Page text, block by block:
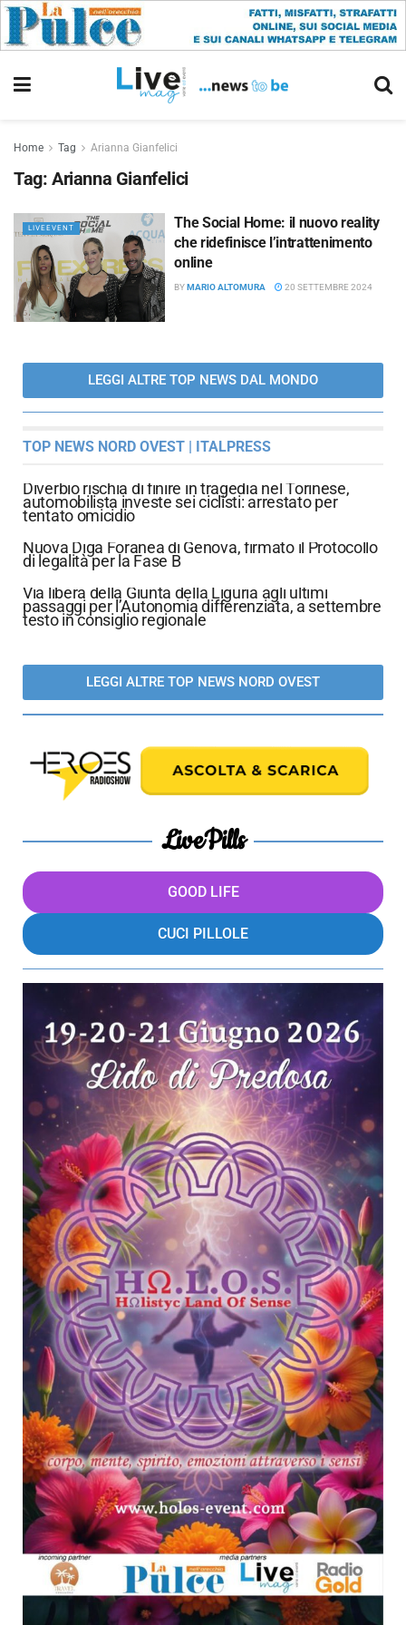
Home Tag Arianna Gianfelici
Tag: Arianna Gianfelici
LIVEEVENT
The Social Home: il nuovo reality
che ridefinisce l’intrattenimento
online
BYMARIO ALTOMURA 20 SETTEMBRE 2024
LEGGI ALTRE TOP NEWS DAL MONDO
TOP NEWS NORD OVEST | ITALPRESS
Diverbio rischia di finire in tragedia nel Torinese,
automobilista investe sei ciclisti: arrestato per
tentato omicidio
Nuova Diga Foranea di Genova, firmato il Protocollo
di legalità per la Fase B
Via libera della Giunta della Liguria agli ultimi
passaggi per l’Autonomia differenziata, a settembre
testo in consiglio regionale
LEGGI ALTRE TOP NEWS NORD OVEST
LivePills
GOOD LIFE
CUCI PILLOLE